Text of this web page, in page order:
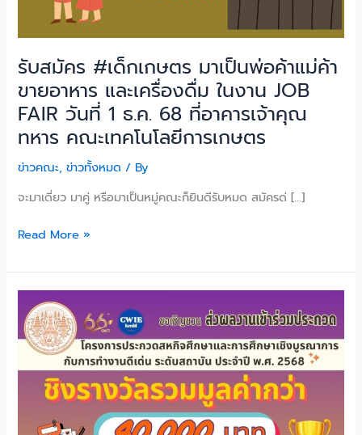
รับสมัคร #เด็กเกษตร มาเป็นพ่อค้าแม่ค้า
ขายอาหาร และเครื่องดื่ม ในงาน JOB
FAIR วันที่ 1 ธ.ค. 68 ที่อาคารเจ้าคุณ
ทหาร คณะเทคโนโลยีการเกษตร
ข่าวคณะ,ข่าวทั้งหมด / By
จะมาเดี่ยว มาคู่ หรือมาเป็นหมู่คณะก็ยินดีรับหมด สมัครด่ […]
ที่
อาคาร
เจ้า
คุณ
ทหาร
คณะ
การเกษตร
Read More »
โครงการ
ประกวด
สห
ศึกษา